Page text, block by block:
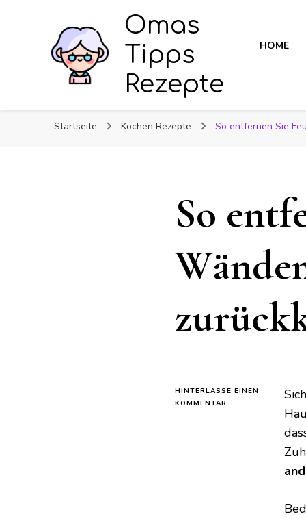
Omas
Tipps
Rezepte
HOME
Startseite Kochen Rezepte So entfernen Sie
So
HINTERLASSE EINEN
KOMMENTAR
FEUCHTIGKEIT